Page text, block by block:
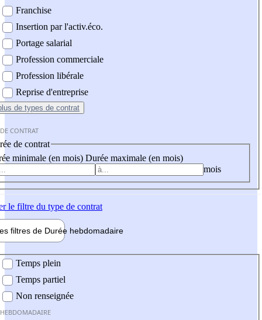
Franchise
Insertion par l'activ.éco.
Portage salarial
Profession commerciale
Profession libérale
Reprise d'entreprise
de types de contrat
CONTRAT
de contrat
minimale (en mois) Durée maximale (en mois)
mois
le filtre du type de contrat
filtres de Durée hebdomadaire
Temps plein
Temps partiel
Non renseignée